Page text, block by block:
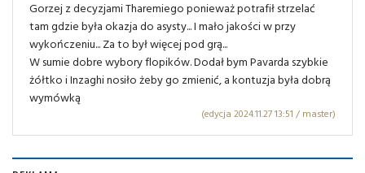
Gorzej z decyzjami Tharemiego ponieważ potrafił strzelać
tam gdzie była okazja do asysty... I mało jakości w przy
wykończeniu... Za to był więcej pod grą...
W sumie dobre wybory flopików. Dodał bym Pavarda szybkie
żółtko i Inzaghi nosiło żeby go zmienić, a kontuzja była dobrą
wymówką
(edycja 2024.11.27 13:51 / master)